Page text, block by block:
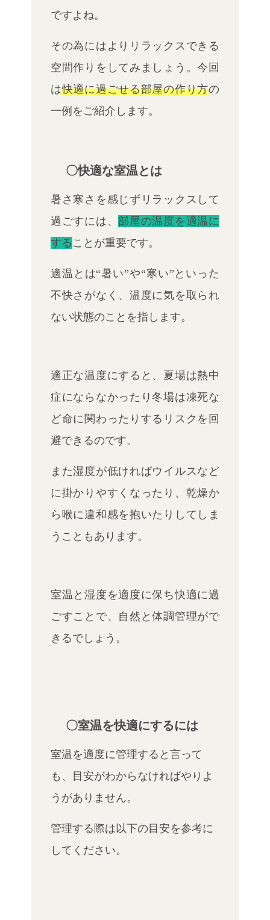
ですよね。
その為にはよりリラックスできる
空間作りをしてみましょう。今回
は快適に過ごせる部屋の作り方の
一例をご紹介します。
〇快適な室温とは
暑さ寒さを感じずリラックスして
過ごすには、部屋の温度を適温に
する ことが重要です。
適温とは“暑い”や“寒い”といった
不快さがなく、温度に気を取られ
ない状態のことを指します。
適正な温度にすると、夏場は熱中
症にならなかったり冬場は凍死な
ど命に関わったりするリスクを回
避できるのです。
また湿度が低ければウイルスなど
に掛かりやすくなったり、乾燥か
ら喉に違和感を抱いたりしてしま
うこともあります。
室温と湿度を適度に保ち快適に過
ごすことで、自然と体調管理がで
きるでしょう。
〇室温を快適にするには
室温を適度に管理すると言って
も、目安がわからなければやりよ
うがありません。
管理する際は以下の目安を参考に
してください。